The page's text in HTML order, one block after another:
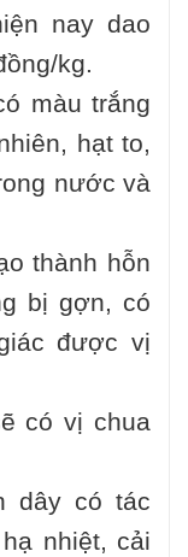
nay dao
kg.
màu trắng
hạt to,
nước và
thành hỗn
bị gợn, có
được vị
có vị chua
dây có tác
nhiệt, cải